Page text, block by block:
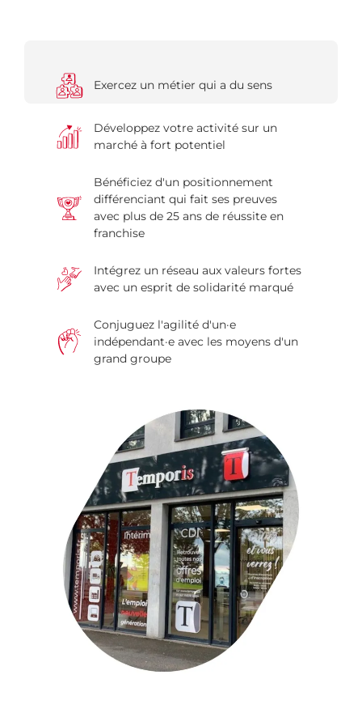
Exercez un métier qui a du sens
Développez votre activité sur un
marché à fort potentiel
Bénéficiez d'un positionnement
différenciant qui fait ses preuves
avec plus de 25 ans de réussite en
franchise
Intégrez un réseau aux valeurs fortes
avec un esprit de solidarité marqué
Conjuguez l'agilité d'un·e
indépendant·e avec les moyens d'un
grand groupe